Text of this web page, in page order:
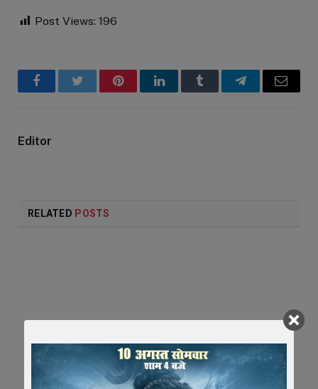
Post Views: 196
FacebookTwitter PinterestLinkedInTumblr TelegramEmail
Editor
RELATED POSTS